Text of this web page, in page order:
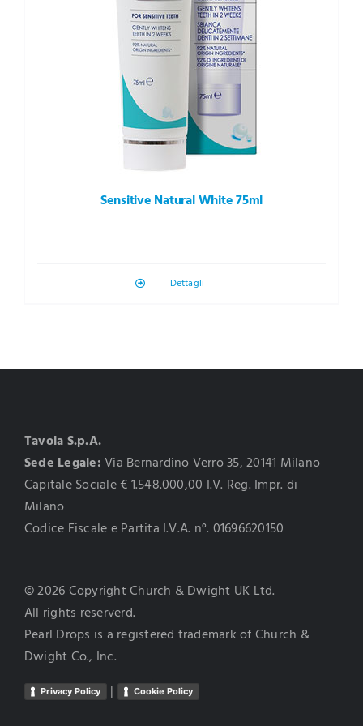
Sensitive Natural White 75ml
Dettagli
Tavola S.p.A.
Sede Legale:Via Bernardino Verro 35, 20141 Milano
Capitale Sociale € 1.548.000,00 I.V. Reg. Impr. di
Milano
Codice Fiscale e Partita I.V.A. n°. 01696620150
© 2026 Copyright Church & Dwight UK Ltd.
All rights reserverd.
Pearl Drops is a registered trademark of Church &
Dwight Co., Inc.
Privacy Policy | Cookie Policy